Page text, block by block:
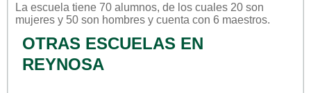
La escuela tiene 70 alumnos, de los cuales 20 son
mujeres y 50 son hombres y cuenta con 6 maestros.
OTRAS ESCUELAS EN
REYNOSA